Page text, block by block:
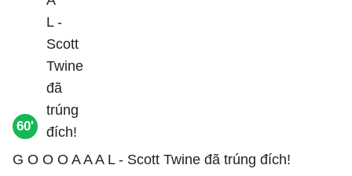
60'
G O O O A A A L - Scott Twine đã trúng đích!